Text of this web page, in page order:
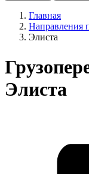
Главная
Направления
Элиста
Элиста